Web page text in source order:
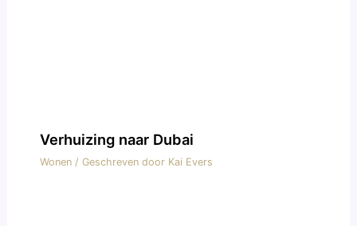
Verhuizing naar Dubai
Wonen/ Geschreven door Kai Evers